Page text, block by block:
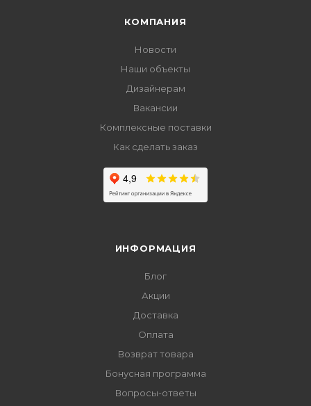
КОМПАНИЯ
Новости
Наши объекты
Дизайнерам
Вакансии
Комплексные поставки
Как сделать заказ
ИНФОРМАЦИЯ
Блог
Акции
Доставка
Оплата
Возврат товара
Бонусная программа
Вопросы-ответы